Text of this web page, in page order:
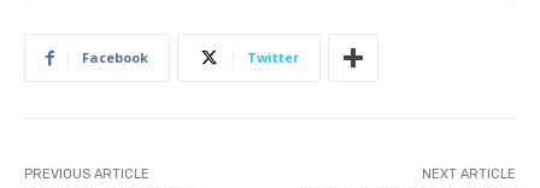
Facebook Twitter
PREVIOUS ARTICLE NEXT ARTICLE